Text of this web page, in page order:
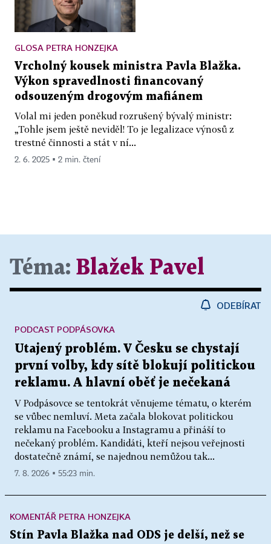
GLOSA PETRA HONZEJKA
Vrcholný kousek ministra Pavla Blažka.
Výkon spravedlnosti financovaný
odsouzeným drogovým mafiánem
Volal mi jeden poněkud rozrušený bývalý ministr:
„Tohle jsem ještě neviděl! To je legalizace výnosů z
trestné činnosti a stát v ní...
2. 6. 2025 ▪ 2 min. čtení
Téma: Blažek Pavel
ODEBÍRAT
Utajený problém. V Česku se chystají
první volby, kdy sítě blokují politickou
reklamu. A hlavní oběť je nečekaná
V Podpásovce se tentokrát věnujeme tématu, o kterém
se vůbec nemluví. Meta začala blokovat politickou
reklamu na Facebooku a Instagramu a přináší to
nečekaný problém. Kandidáti, kteří nejsou veřejnosti
dostatečně známí, se najednou nemůžou tak...
PODCAST PODPÁSOVKA
7. 8. 2026 ▪ 55:23 min.
KOMENTÁŘ PETRA HONZEJKA
Stín Pavla Blažka nad ODS je delší, než se